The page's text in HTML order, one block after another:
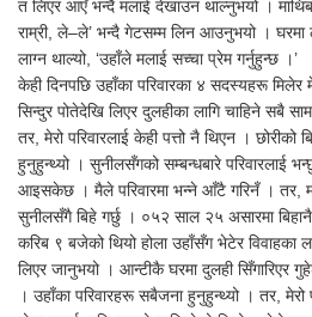
त लिएर आएँ भन्दै मलाई देखाउन थाल्नुभयो ।
राम्री, ले–ले’ भन्दै गेटसम्म लिन आउनुभयो ।
लाग्न थाल्यो, ‘उहाँले मलाई सच्चा प्रेम गर्नुहुन्छ ।’
केही दिनपछि उहाँका परिवारका ४ सदस्यहरू मिलेर
सिन्दुर पोतेदेखि लिएर दुलहीका लागि चाहिने सबै
तर, मेरो परिवारलाई केही पत्तो नै थिएन ।
हुनुहुन्थ्यो । सुनीलसँगको सम्बन्धबारे परिवारलाई
आइसकेछ । मैले परिवारमा भन्ने आँटै गरिनँ । तर, म
सुनीलसँगै बिहे गर्छु । ०५२ साल २५ असारमा
करिब ९ बजेको थियो होला उहाँसँग भेटेर विवाहका
लिएर जानुभयो । आन्टीकै घरमा दुलही सिँगारिएर
। उहाँका परिवारहरू सबैजना हुनुहुन्थ्यो । तर,